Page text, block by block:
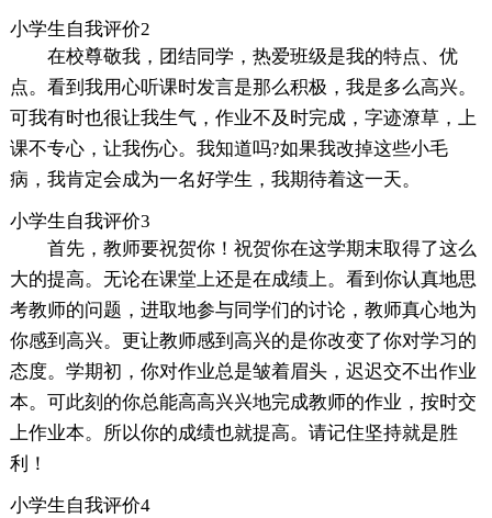
小学生自我评价2
在校尊敬我，团结同学，热爱班级是我的特点、优
点。看到我用心听课时发言是那么积极，我是多么高兴。
可我有时也很让我生气，作业不及时完成，字迹潦草，上
课不专心，让我伤心。我知道吗?如果我改掉这些小毛
病，我肯定会成为一名好学生，我期待着这一天。
小学生自我评价3
首先，教师要祝贺你！祝贺你在这学期末取得了这么
大的提高。无论在课堂上还是在成绩上。看到你认真地思
考教师的问题，进取地参与同学们的讨论，教师真心地为
你感到高兴。更让教师感到高兴的是你改变了你对学习的
态度。学期初，你对作业总是皱着眉头，迟迟交不出作业
本。可此刻的你总能高高兴兴地完成教师的作业，按时交
上作业本。所以你的成绩也就提高。请记住坚持就是胜
利！
小学生自我评价4